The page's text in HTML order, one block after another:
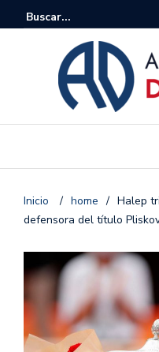
Inicio / home / Halep
defensora del título